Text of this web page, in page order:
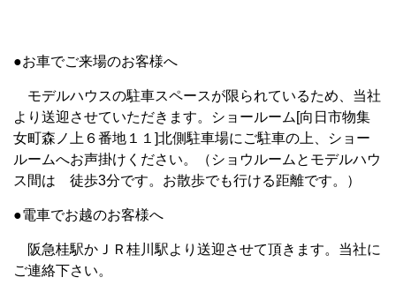
●お車でご来場のお客様へ
モデルハウスの駐車スペースが限られているため、当社
より送迎させていただきます。ショールーム[向日市物集
女町森ノ上６番地１１]北側駐車場にご駐車の上、ショー
ルームへお声掛けください。（ショウルームとモデルハウ
ス間は 徒歩3分です。お散歩でも行ける距離です。）
●電車でお越のお客様へ
阪急桂駅かＪＲ桂川駅より送迎させて頂きます。当社に
ご連絡下さい。